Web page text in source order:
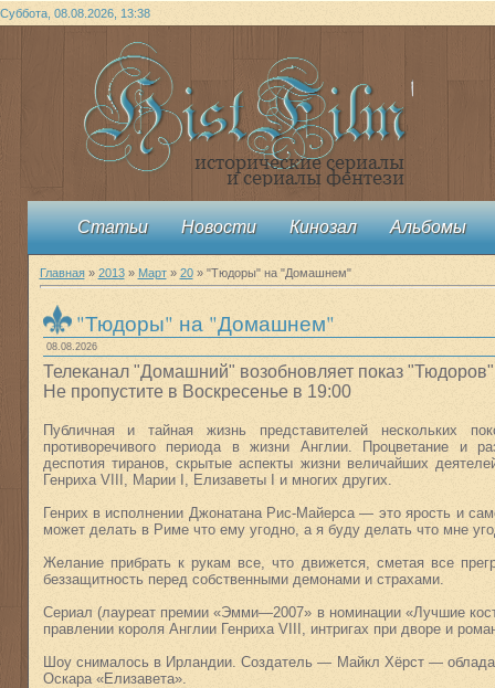
Суббота, 08.08.2026, 13:38
Статьи Новости Кинозал Альбомы
Главная» 2013 » Март » 20» "Тюдоры" на "Домашнем"
"Тюдоры" на "Домашнем"
08.08.2026
Телеканал "Домашний" возобновляет показ
Не пропустите в Воскресенье в 19:00
Публичная и тайная жизнь представителей нескольких
противоречивого периода в жизни Англии. Процветание и
деспотия тиранов, скрытые аспекты жизни величайших
Генриха VIII, Марии I, Елизаветы I и многих других.
Генрих в исполнении Джонатана Рис-Майерса — это ярость и
может делать в Риме что ему угодно, а я буду делать что мне
Желание прибрать к рукам все, что движется, сметая все
беззащитность перед собственными демонами и страхами.
Сериал (лауреат премии «Эмми—2007» в номинации «Лучшие
правлении короля Англии Генриха VIII, интригах при дворе и
Шоу снималось в Ирландии. Создатель — Майкл Хёрст —
Оскара «Елизавета».